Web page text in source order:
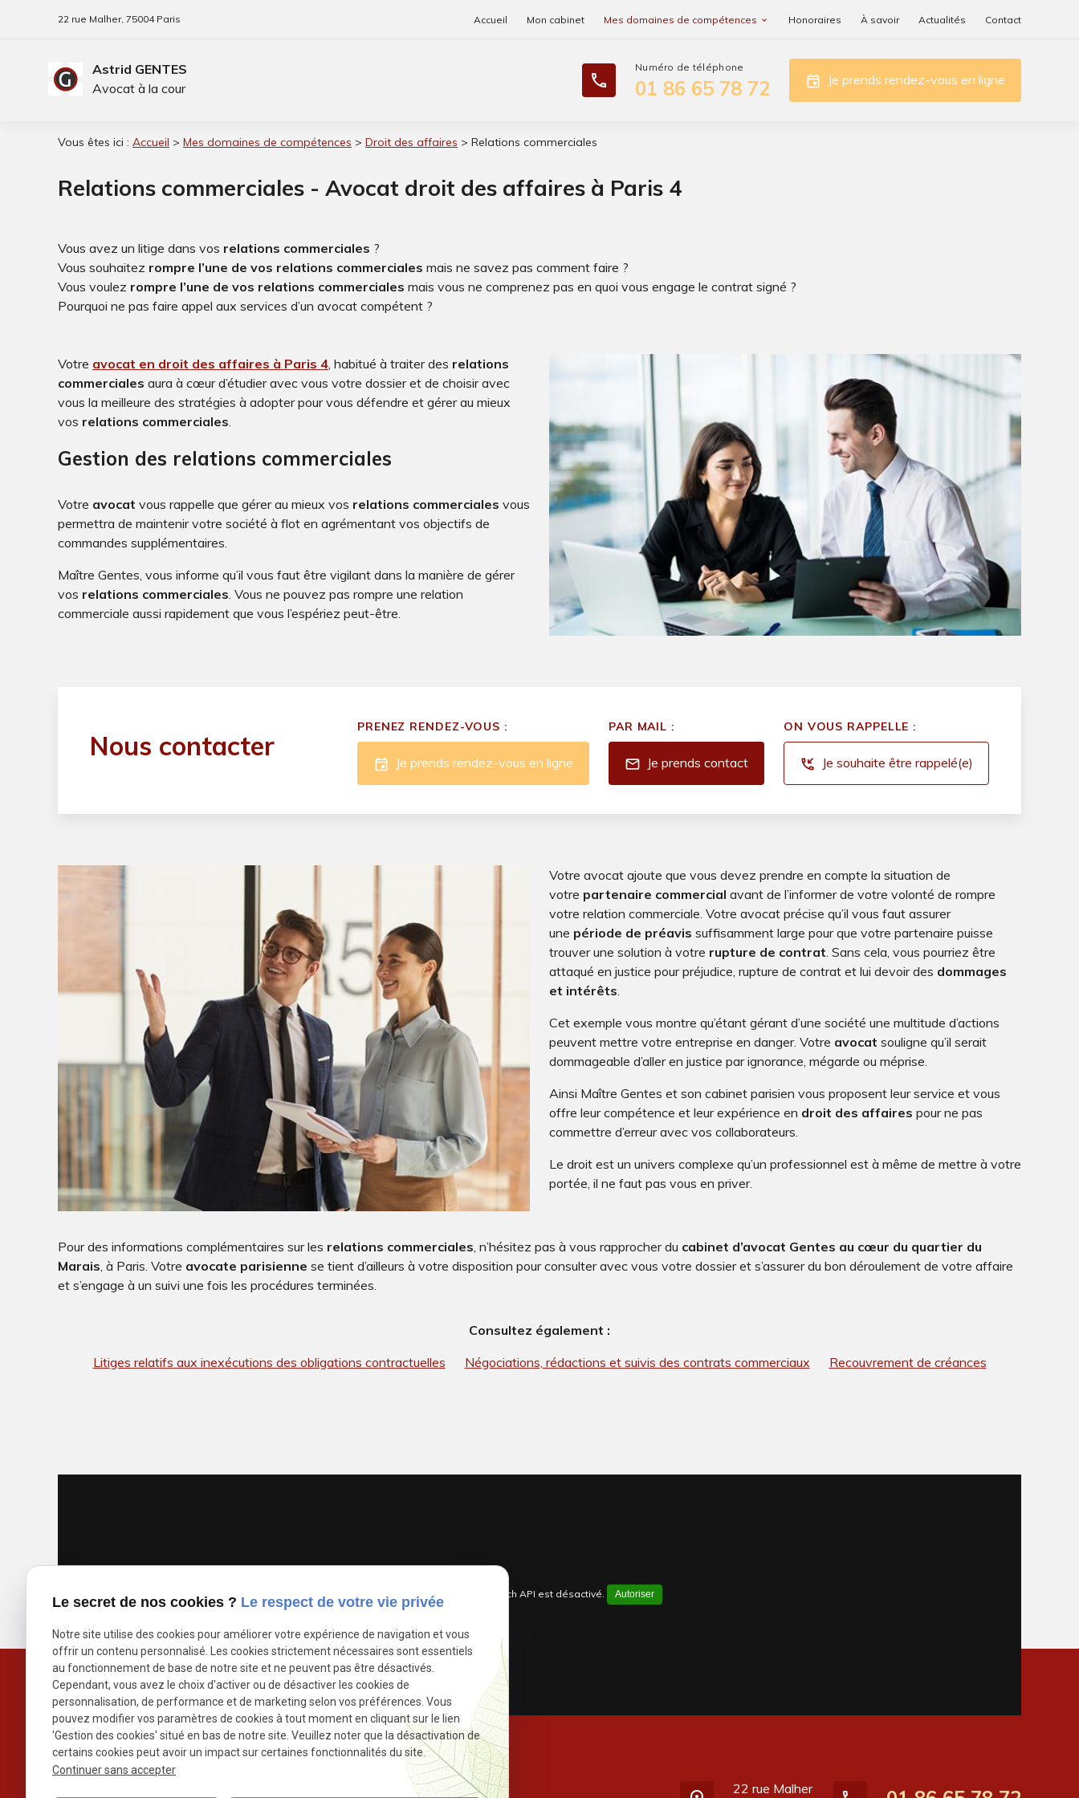
22 rue Malher 75004 Paris Accueil Mon cabinet Mes domaines de compétences Honoraires À savoir Actualités Contact
Astrid GENTES
Avocat à la cour
phone 01 86 65 78 72 event Je prends rendez-vous en ligne
Vous êtes ici : Accueil > Mes domaines de compétences > Droit des affaires > Relations commerciales
Relations commerciales - Avocat droit des affaires à Paris 4
Vous avez un litige dans vos relations commerciales ?
Vous souhaitez rompre l’une de vos relations commerciales mais ne savez pas comment faire ?
Vous voulez rompre l’une de vos relations commerciales mais vous ne comprenez pas en quoi vous engage le contrat signé ?
Pourquoi ne pas faire appel aux services d’un avocat compétent ?
Votre avocat en droit des affaires à Paris 4, habitué à traiter des relations
commerciales aura à cœur d’étudier avec vous votre dossier et de choisir avec
vous la meilleure des stratégies à adopter pour vous défendre et gérer au mieux
vos relations commerciales.
Gestion des relations commerciales
Votre avocat vous rappelle que gérer au mieux vos relations commerciales vous
permettra de maintenir votre société à flot en agrémentant vos objectifs de
commandes supplémentaires.
Maître Gentes, vous informe qu’il vous faut être vigilant dans la manière de gérer
vos relations commerciales. Vous ne pouvez pas rompre une relation
commerciale aussi rapidement que vous l’espériez peut-être.
Nous contacter
PRENEZ RENDEZ-VOUS :
event Je prends rendez-vous en ligne
PAR MAIL :
mail Je prends contact
ON VOUS RAPPELLE :
phone_callback Je souhaite être rappelé(e)
Votre avocat ajoute que vous devez prendre en compte la situation de
votre partenaire commercial avant de l’informer de votre volonté de rompre
votre relation commerciale. Votre avocat précise qu’il vous faut assurer
une période de préavis suffisamment large pour que votre partenaire puisse
trouver une solution à votre rupture de contrat. Sans cela, vous pourriez être
attaqué en justice pour préjudice, rupture de contrat et lui devoir des dommages
et intérêts.
Cet exemple vous montre qu’étant gérant d’une société une multitude d’actions
peuvent mettre votre entreprise en danger. Votre avocat souligne qu’il serait
dommageable d’aller en justice par ignorance, mégarde ou méprise.
Ainsi Maître Gentes et son cabinet parisien vous proposent leur service et vous
offre leur compétence et leur expérience en droit des affaires pour ne pas
commettre d’erreur avec vos collaborateurs.
Le droit est un univers complexe qu’un professionnel est à même de mettre à votre
portée, il ne faut pas vous en priver.
Pour des informations complémentaires sur les relations commerciales , n’hésitez pas à vous rapprocher du cabinet d’avocat Gentes au cœur du quartier du
Marais , à Paris. Votre avocate parisienne se tient d’ailleurs à votre disposition pour consulter avec vous votre dossier et s’assurer du bon déroulement de votre affaire
et s’engage à un suivi une fois les procédures terminées.
Consultez également :
Litiges relatifs aux inexécutions des obligations contractuelles
Négociations, rédactions et suivis des contrats commerciaux Recouvrement de créances
Google Maps Search API est désactivé. Autoriser
22 rue Malher
Le secret de nos cookies ? Le respect de votre vie privée
Notre site utilise des cookies pour améliorer votre expérience de navigation et vous
offrir un contenu personnalisé. Les cookies strictement nécessaires sont essentiels
au fonctionnement de base de notre site et ne peuvent pas être désactivés.
Cependant, vous avez le choix d'activer ou de désactiver les cookies de
personnalisation, de performance et de marketing selon vos préférences. Vous
pouvez modifier vos paramètres de cookies à tout moment en cliquant sur le lien
'Gestion des cookies' situé en bas de notre site. Veuillez noter que la désactivation de
certains cookies peut avoir un impact sur certaines fonctionnalités du site.
Continuer sans accepter